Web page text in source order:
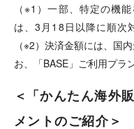
（※1）一部、特定の機
は、3月18日以降に順次
（※2）決済金額には、国
お、「BASE」ご利用プラ
＜
「かんたん海外
メントのご紹介 ＞